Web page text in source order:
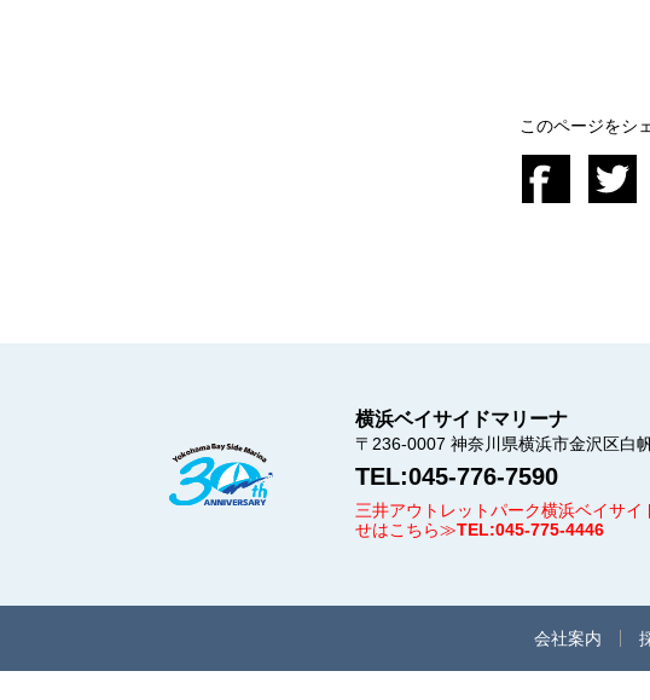
このページをシ
横浜ベイサイドマリーナ
〒236-0007 神奈川県横浜市金沢区白
TEL:045-776-7590
三井アウトレットパーク横浜ベイサイ
せはこちら≫TEL:045-775-4446
会社案内